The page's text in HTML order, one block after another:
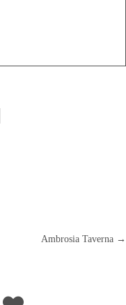
Ambrosia Taverna →